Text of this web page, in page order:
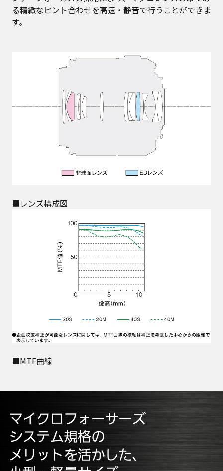
る精緻なピント合わせを高速・静音で行うことができま
す。
■レンズ構成図
■MTF曲線